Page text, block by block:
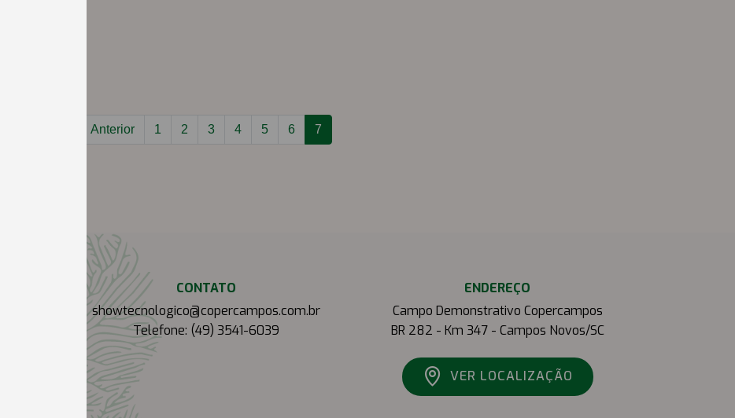
Anterior 1 2 3 4 5 6 7
CONTATO
showtecnologico@copercampos.com.br
Telefone: (49) 3541-6039
ENDEREÇO
Campo Demonstrativo Copercampos
BR 282 - Km 347 - Campos Novos/SC
VER LOCALIZAÇÃO